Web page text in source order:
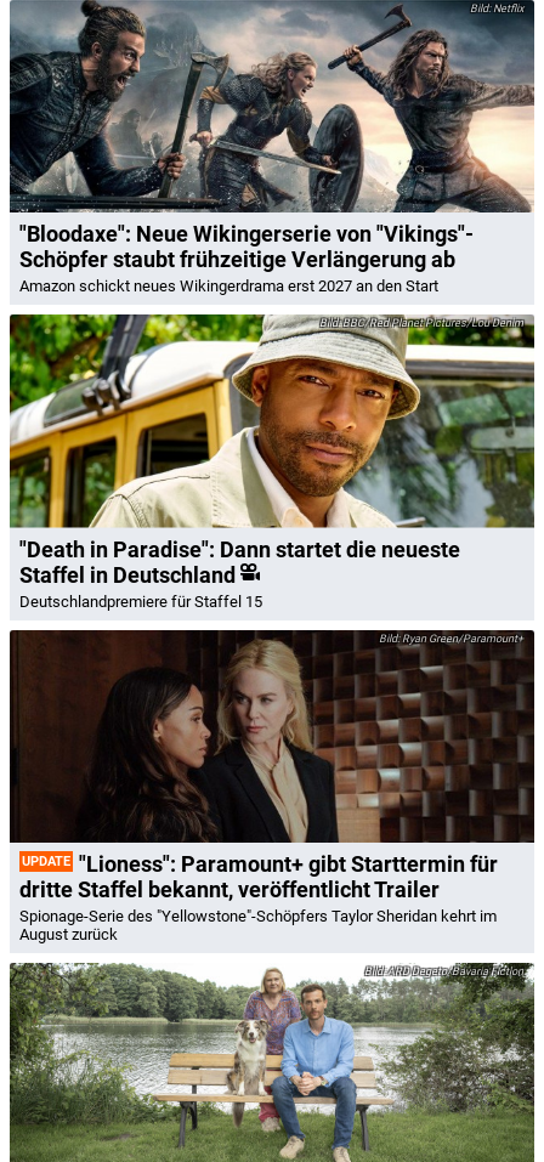
Netflix
"Bloodaxe": Neue Wikingerserie von "Vikings"-
Schöpfer staubt frühzeitige Verlängerung ab
Amazon schickt neues Wikingerdrama erst 2027 an den Start
BBC/Red Planet Pictures/Lou Denim
"Death in Paradise": Dann startet die neueste
Staffel in Deutschland
Deutschlandpremiere für Staffel 15
Ryan Green/Paramount+
UPDATE "Lioness": Paramount+ gibt Starttermin für
dritte Staffel bekannt, veröffentlicht Trailer
Spionage-Serie des "Yellowstone"-Schöpfers Taylor Sheridan kehrt im
August zurück
ARD Degeto/Bavaria Fiction